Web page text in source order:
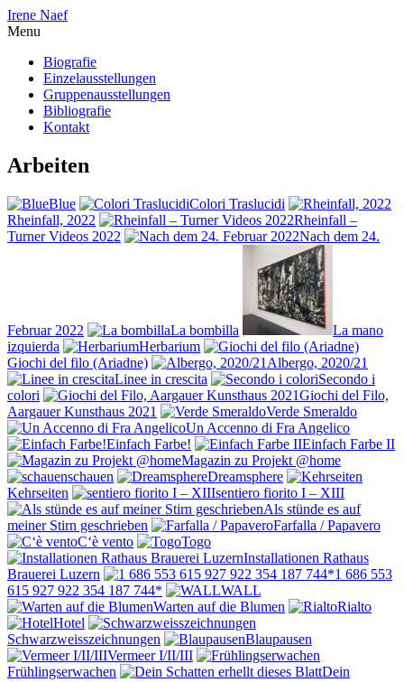
Irene Naef
Menu
Biografie
Einzelausstellungen
Gruppenausstellungen
Bibliografie
Kontakt
Arbeiten
Blue
Colori Traslucidi
Rheinfall, 2022
Rheinfall –
Turner Videos 2022
Nach dem 24.
Februar 2022 La bombilla
La mano
izquierda
Herbarium
Giochi del filo (Ariadne)
Albergo, 2020/21
Linee in crescita
Secondo i
colori
Giochi del Filo,
Aargauer Kunsthaus 2021
Verde Smeraldo
Un Accenno di Fra Angelico
Einfach Farbe!
Einfach Farbe II
Magazin zu Projekt @home
schauen
Dreamsphere
Kehrseiten
sentiero fiorito I – XIII
Als stünde es auf
meiner Stirn geschrieben
Farfalla / Papavero
C‘è vento
Togo
Installationen Rathaus
Brauerei Luzern
1 686 553
615 927 922 354 187 744*
WALL
Warten auf die Blumen
Rialto
Hotel
Schwarzweisszeichnungen
Blaupausen
Vermeer I/II/III
Frühlingserwachen
Dein